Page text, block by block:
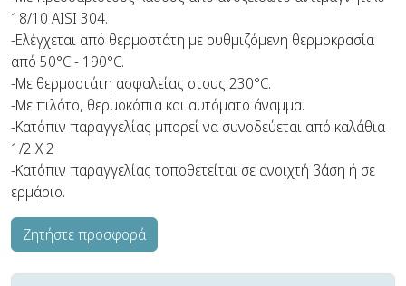
18/10 ΑISI 304.
-Ελέγχεται από θερμοστάτη με ρυθμιζόμενη θερμοκρασία
από 50°C - 190°C.
-Με θερμοστάτη ασφαλείας στους 230°C.
-Με πιλότο, θερμοκόπια και αυτόματο άναμμα.
-Κατόπιν παραγγελίας μπορεί να συνοδεύεται από καλάθια
1/2 Χ 2
-Κατόπιν παραγγελίας τοποθετείται σε ανοιχτή βάση ή σε
ερμάριο.
Ζητήστε προσφορά